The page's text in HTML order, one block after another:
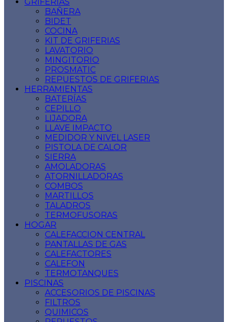
BAÑERA
BIDET
COCINA
KIT DE GRIFERIAS
LAVATORIO
MINGITORIO
PROSMATIC
REPUESTOS DE GRIFERIAS
HERRAMIENTAS
BATERÍAS
CEPILLO
LIJADORA
LLAVE IMPACTO
MEDIDOR Y NIVEL LASER
PISTOLA DE CALOR
SIERRA
AMOLADORAS
ATORNILLADORAS
COMBOS
MARTILLOS
TALADROS
TERMOFUSORAS
HOGAR
CALEFACCION CENTRAL
PANTALLAS DE GAS
CALEFACTORES
CALEFON
TERMOTANQUES
PISCINAS
ACCESORIOS DE PISCINAS
FILTROS
QUIMICOS